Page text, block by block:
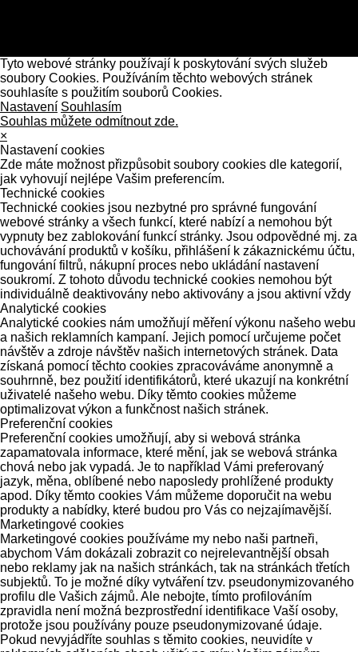
Tyto webové stránky používají k poskytování svých služeb
soubory Cookies. Používáním těchto webových stránek
souhlasíte s použitím souborů Cookies.
Nastavení Souhlasím
Souhlas můžete odmítnout zde.
×
Nastavení cookies
Zde máte možnost přizpůsobit soubory cookies dle kategorií,
jak vyhovují nejlépe Vašim preferencím.
Technické cookies
Technické cookies jsou nezbytné pro správné fungování
webové stránky a všech funkcí, které nabízí a nemohou být
vypnuty bez zablokování funkcí stránky. Jsou odpovědné mj. za
uchovávání produktů v košíku, přihlášení k zákaznickému účtu,
fungování filtrů, nákupní proces nebo ukládání nastavení
soukromí. Z tohoto důvodu technické cookies nemohou být
individuálně deaktivovány nebo aktivovány a jsou aktivní vždy
Analytické cookies
Analytické cookies nám umožňují měření výkonu našeho webu
a našich reklamních kampaní. Jejich pomocí určujeme počet
návštěv a zdroje návštěv našich internetových stránek. Data
získaná pomocí těchto cookies zpracováváme anonymně a
souhrnně, bez použití identifikátorů, které ukazují na konkrétní
uživatelé našeho webu. Díky těmto cookies můžeme
optimalizovat výkon a funkčnost našich stránek.
Preferenční cookies
Preferenční cookies umožňují, aby si webová stránka
zapamatovala informace, které mění, jak se webová stránka
chová nebo jak vypadá. Je to například Vámi preferovaný
jazyk, měna, oblíbené nebo naposledy prohlížené produkty
apod. Díky těmto cookies Vám můžeme doporučit na webu
produkty a nabídky, které budou pro Vás co nejzajímavější.
Marketingové cookies
Marketingové cookies používáme my nebo naši partneři,
abychom Vám dokázali zobrazit co nejrelevantnější obsah
nebo reklamy jak na našich stránkách, tak na stránkách třetích
subjektů. To je možné díky vytváření tzv. pseudonymizovaného
profilu dle Vašich zájmů. Ale nebojte, tímto profilováním
zpravidla není možná bezprostřední identifikace Vaší osoby,
protože jsou používány pouze pseudonymizované údaje.
Pokud nevyjádříte souhlas s těmito cookies, neuvidíte v